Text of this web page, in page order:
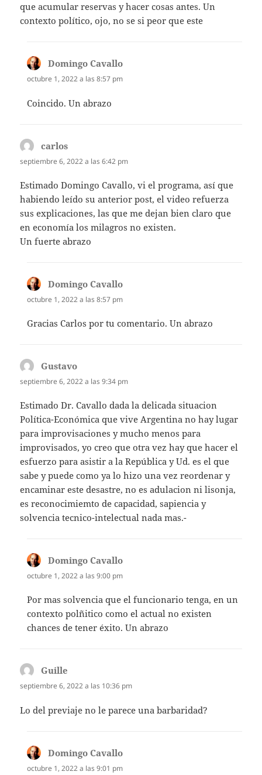
que acumular reservas y hacer cosas antes. Un
contexto político, ojo, no se si peor que este
Domingo Cavallo
octubre 1, 2022 a las 8:57 pm
Coincido. Un abrazo
carlos
septiembre 6, 2022 a las 6:42 pm
Estimado Domingo Cavallo, vi el programa, así que
habiendo leído su anterior post, el video refuerza
sus explicaciones, las que me dejan bien claro que
en economía los milagros no existen.
Un fuerte abrazo
Domingo Cavallo
octubre 1, 2022 a las 8:57 pm
Gracias Carlos por tu comentario. Un abrazo
Gustavo
septiembre 6, 2022 a las 9:34 pm
Estimado Dr. Cavallo dada la delicada situacion
Política-Económica que vive Argentina no hay lugar
para improvisaciones y mucho menos para
improvisados, yo creo que otra vez hay que hacer el
esfuerzo para asistir a la República y Ud. es el que
sabe y puede como ya lo hizo una vez reordenar y
encaminar este desastre, no es adulacion ni lisonja,
es reconocimiemto de capacidad, sapiencia y
solvencia tecnico-intelectual nada mas.-
Domingo Cavallo
octubre 1, 2022 a las 9:00 pm
Por mas solvencia que el funcionario tenga, en un
contexto polñitico como el actual no existen
chances de tener éxito. Un abrazo
Guille
septiembre 6, 2022 a las 10:36 pm
Lo del previaje no le parece una barbaridad?
Domingo Cavallo
octubre 1, 2022 a las 9:01 pm